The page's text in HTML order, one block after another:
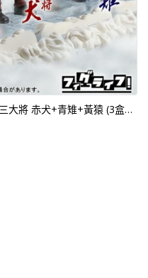
[日版]海賊王 生活系列 電話/平板座 三大將 赤犬+青雉+黃猿 (3盒SET)